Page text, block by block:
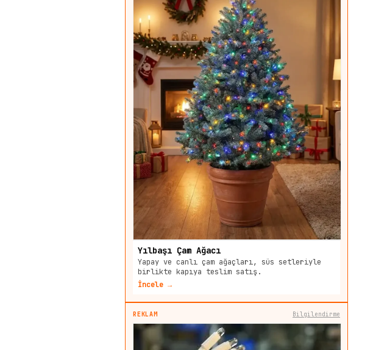
Yılbaşı Çam Ağacı
Yapay ve canlı çam ağaçları, süs setleriyle
birlikte kapıya teslim satış.
İncele →
REKLAM Bilgilendirme